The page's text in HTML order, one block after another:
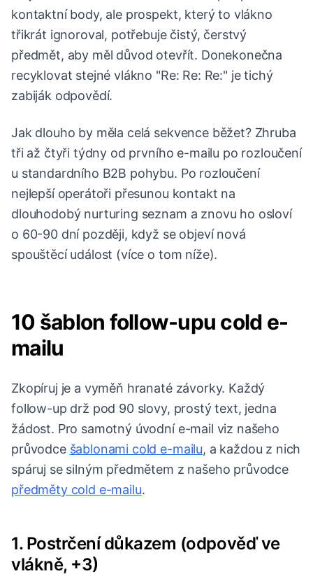
kontaktní body, ale prospekt, který to vlákno
třikrát ignoroval, potřebuje čistý, čerstvý
předmět, aby měl důvod otevřít. Donekonečna
recyklovat stejné vlákno "Re: Re: Re:" je tichý
zabiják odpovědí.
Jak dlouho by měla celá sekvence běžet? Zhruba
tři až čtyři týdny od prvního e-mailu po rozloučení
u standardního B2B pohybu. Po rozloučení
nejlepší operátoři přesunou kontakt na
dlouhodobý nurturing seznam a znovu ho osloví
o 60-90 dní později, když se objeví nová
spouštěcí událost (více o tom níže).
10 šablon follow-upu cold e-
mailu
Zkopíruj je a vyměň hranaté závorky. Každý
follow-up drž pod 90 slovy, prostý text, jedna
žádost. Pro samotný úvodní e-mail viz našeho
průvodce šablonami cold e-mailu, a každou z nich
spáruj se silným předmětem z našeho průvodce
předměty cold e-mailu.
1. Postrčení důkazem (odpověď ve
vlákně, +3)